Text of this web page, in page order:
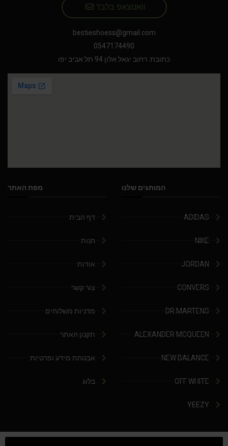
וואטצאפ בלבד
bestieshoess@gmail.com
0547174490
כתובת: רחוב יגאל אלון 94 תל אביב יפו
המותגים שלנו
ADIDAS
NIKE
JORDAN
CONVERS
DR.MARTENS
ALEXANDER MCQUEEN
NEW BALANCE
OFF WHITE
YEEZY
מפת האתר
דף הבית
חנות
אודות
צור קשר
מדניות משלוחים
תקנון האתר
אבטחת מידע ופרטיות
בלוג